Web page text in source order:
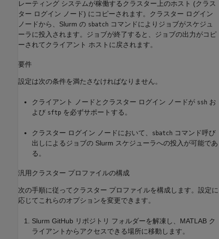
レーティング システムが稼働するクラスター上のホスト (クラス
ター ログイン ノード) にコピーされます。クラスター ログイン
ノードから、Slurm の sbatch コマンドによりジョブがスケジュ
ーラに投入されます。ジョブが終了すると、ジョブの出力がコピ
ーされてクライアント ホストに戻されます。
要件
設定は次の条件を満たさなければなりません。
クライアント ノードとクラスター ログイン ノードが ssh お
よび sftp を必ずサポートする。
クラスター ログイン ノードにおいて、 sbatch コマンド呼び
出しによるジョブの Slurm スケジューラへの投入が可能であ
る。
汎用クラスター プロファイルの構成
次の手順に従ってクラスター プロファイルを構成します。設定に
応じてこれらのオプションを変更できます。
Slurm GitHub リポジトリ フォルダーを解凍し、MATLAB ク
ライアントからアクセスできる場所に移動します。